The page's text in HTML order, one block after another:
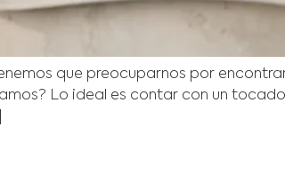
que preocuparnos por
Lo ideal es contar con un